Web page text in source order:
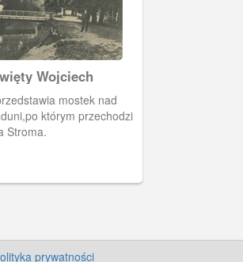
Wojciech
mostek nad
którym przechodzi
Stroma.
prywatności